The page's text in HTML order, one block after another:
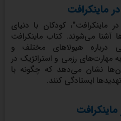
ماینکرافت
ماینکرافت”، کودکان با دنیای
آشنا می‌شوند. کتاب ماینکرافت
درباره هیولاهای مختلف و
مهارت‌های رزمی و استراتژیک در
نشان می‌دهد که چگونه با
ایستادگی کنند.